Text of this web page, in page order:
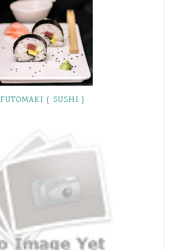
FUTOMAKI { SUSHI }